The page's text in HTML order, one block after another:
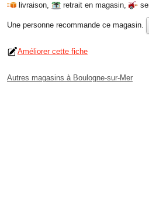
livraison, retrait en magasin,
Une personne recommande ce magasin.
Améliorer cette fiche
Autres magasins à Boulogne-sur-Mer